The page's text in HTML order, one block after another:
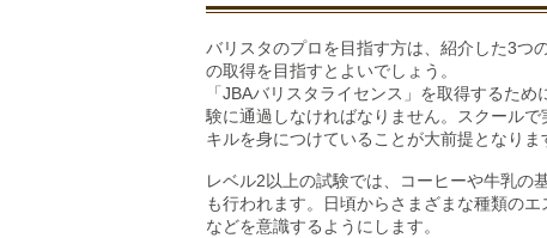
バリスタのプロを目指す方は、紹介した3つ
の取得を目指すとよいでしょう。
「JBAバリスタライセンス」を取得するた
験に通過しなければなりません。スクール
キルを身につけていることが大前提となりま
レベル2以上の試験では、コーヒーや牛乳の
も行われます。日頃からさまざまな種類の
などを意識するようにします。